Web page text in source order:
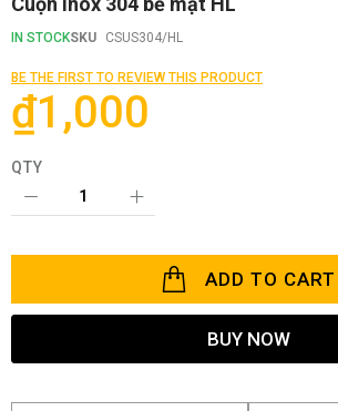
the
of
the
images
gallery
IN STOCKSKU CSUS304/HL
BE THE FIRST TO REVIEW THIS PRODUCT
₫1,000
QTY
ADD TO CART
BUY NOW